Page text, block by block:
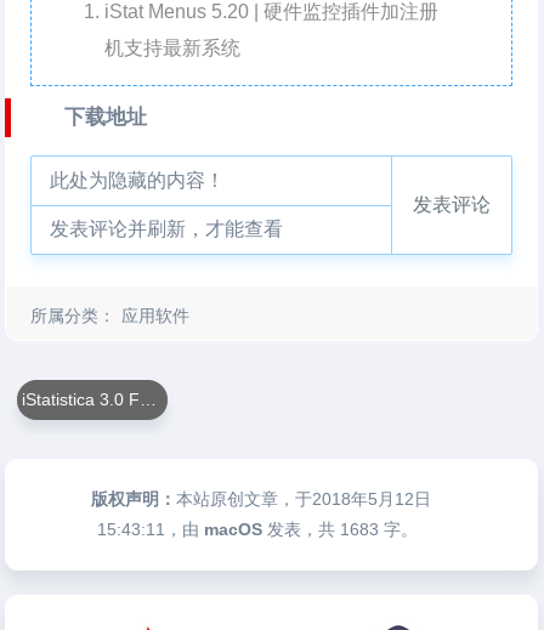
iStat Menus 5.20 | 硬件监控插件加注册
机支持最新系统
下载地址
此处为隐藏的内容！
发表评论并刷新，才能查看
发表评论
所属分类： 应用软件
版权声明：本站原创文章，于2018年5月12日
15:43:11 ，由 macOS 发表，共 1683 字。